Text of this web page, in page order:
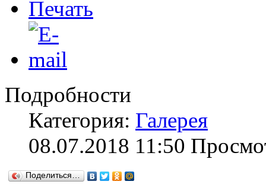
Подробности
Категория: Галерея
08.07.2018 11:50
Поделиться…